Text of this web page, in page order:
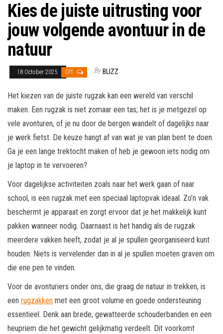
Kies de juiste uitrusting voor
jouw volgende avontuur in de
natuur
18 October 2025 Off By BLIZZ
Het kiezen van de juiste rugzak kan een wereld van verschil
maken. Een rugzak is niet zomaar een tas; het is je metgezel op
vele avonturen, of je nu door de bergen wandelt of dagelijks naar
je werk fietst. De keuze hangt af van wat je van plan bent te doen.
Ga je een lange trektocht maken of heb je gewoon iets nodig om
je laptop in te vervoeren?
Voor dagelijkse activiteiten zoals naar het werk gaan of naar
school, is een rugzak met een speciaal laptopvak ideaal. Zo’n vak
beschermt je apparaat en zorgt ervoor dat je het makkelijk kunt
pakken wanneer nodig. Daarnaast is het handig als de rugzak
meerdere vakken heeft, zodat je al je spullen georganiseerd kunt
houden. Niets is vervelender dan in al je spullen moeten graven om
die ene pen te vinden.
Voor de avonturiers onder ons, die graag de natuur in trekken, is
een rugzakken met een groot volume en goede ondersteuning
essentieel. Denk aan brede, gewatteerde schouderbanden en een
heupriem die het gewicht gelijkmatig verdeelt. Dit voorkomt